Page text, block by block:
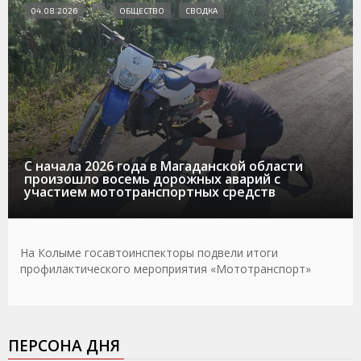
С начала 2026 года в Магаданской области
произошло восемь дорожных аварий с
участием мототранспортных средств
04.08.2026 ОБЩЕСТВО СВОДКА
На Колыме госавтоинспекторы подвели итоги
профилактического мероприятия «Мототранспорт»
ПЕРСОНА ДНЯ